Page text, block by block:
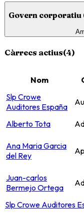
Govern corporatiu
Càrrecs actius(4)
Nom
Slp Crowe
Auditores España
Alberto Tota
Ana Maria Garcia
del Rey
Juan-carlos
Bermejo Ortega
Slp Crowe Auditores